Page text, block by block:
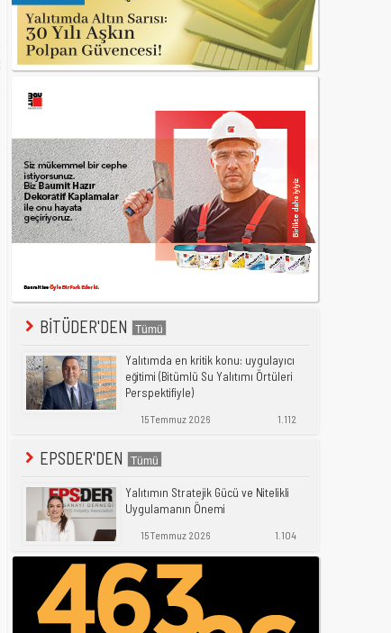
BİTÜDER'DEN
Yalıtımda en kritik konu: uygulayıcı
eğitimi (Bitümlü Su Yalıtımı Örtüleri
Perspektifiyle)
15 Temmuz 2026 1.112
EPSDER'DEN
Yalıtımın Stratejik Gücü ve Nitelikli
Uygulamanın Önemi
15 Temmuz 2026 1.104